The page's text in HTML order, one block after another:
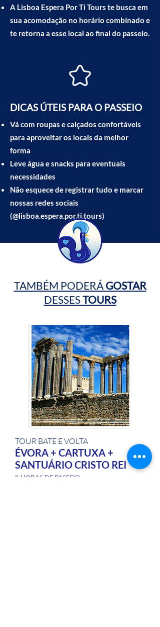
A Lisboa Espera Por Ti Tours te busca em
sua acomodação no horário combinado e
te retorna a esse local ao final do passeio.
DICAS ÚTEIS PARA O PASSEIO
Vá com roupas e calçados confortáveis
para aproveitar os locais da melhor
forma
Leve água e snacks para eventuais
necessidades
Não esquece de registrar tudo e marcar
nossas redes sociais
(@lisboa.espera.por.ti.tours)
TAMBÉM PODERÁ GOSTAR
DESSESTOURS
TOUR BATE E VOLTA
ÉVORA + CARTUXA +
SANTUÁRIO CRISTO REI
8 HORAS DE PASSEIO